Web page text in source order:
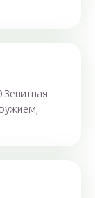
Зенитная